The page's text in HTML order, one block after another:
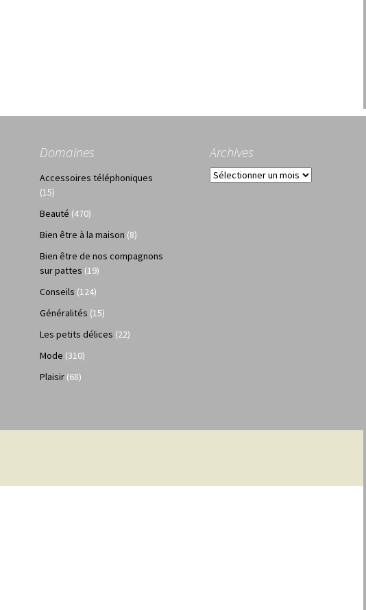
Domaines
Accessoires téléphoniques
(15)
Beauté (470)
Bien être à la maison (8)
Bien être de nos compagnons
sur pattes (19)
Conseils (124)
Généralités (15)
Les petits délices (22)
Mode (310)
Plaisir (68)
Archives
Archives